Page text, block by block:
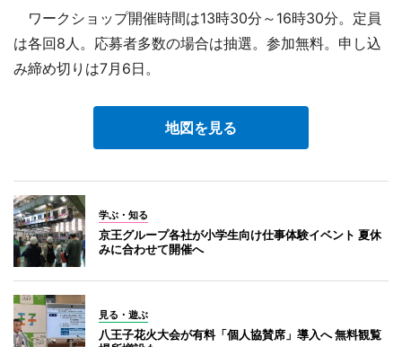
ワークショップ開催時間は13時30分～16時30分。定員
は各回8人。応募者多数の場合は抽選。参加無料。申し込
み締め切りは7月6日。
地図を見る
学ぶ・知る
京王グループ各社が小学生向け仕事体験イベント 夏休
みに合わせて開催へ
見る・遊ぶ
八王子花火大会が有料「個人協賛席」導入へ 無料観覧